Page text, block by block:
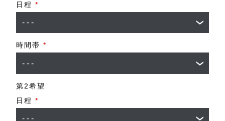
日程 *
時間帯 *
第2希望
日程 *